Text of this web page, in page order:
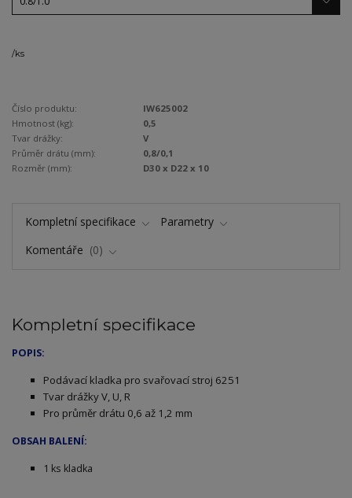
/ks
Číslo produktu:
IW625002
Hmotnost (kg):
0,5
Tvar drážky:
V
Průměr drátu (mm):
0,8/0,1
Rozměr (mm):
D30 x D22 x 10
Kompletní specifikace
Parametry
Komentáře
0
Kompletní specifikace
POPIS:
Podávací kladka pro svařovací stroj 6251
Tvar drážky V, U, R
Pro průměr drátu 0,6 až 1,2 mm
OBSAH BALENÍ:
1 ks kladka